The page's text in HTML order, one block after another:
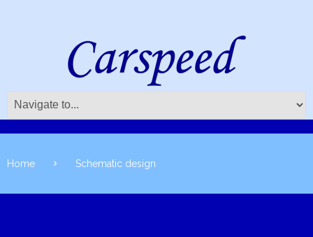
Home Schematic design